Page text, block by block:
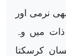
نرمی اور
میں وہ
کرسکتا